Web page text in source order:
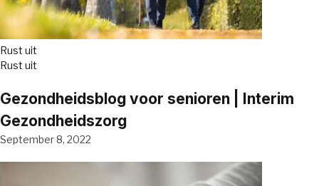
Rust uit
Rust uit
Gezondheidsblog voor senioren | Interim
Gezondheidszorg
September 8, 2022